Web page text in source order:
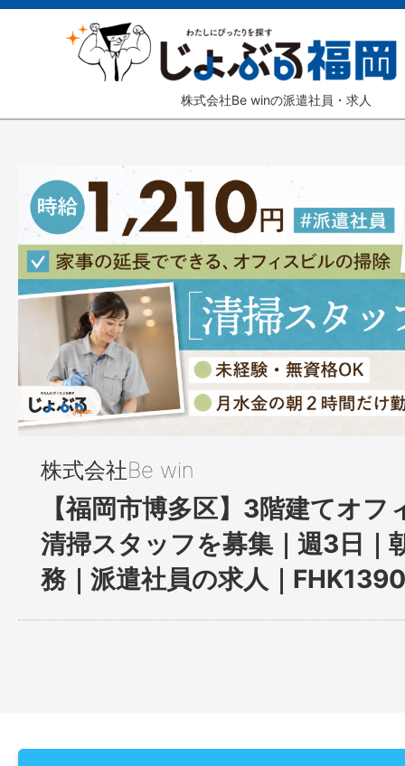
株式会社Be winの派遣社員・求人
株式会社Be win
【福岡市博多区】3階建てオフ
清掃スタッフを募集｜週3日｜
務｜派遣社員の求人｜